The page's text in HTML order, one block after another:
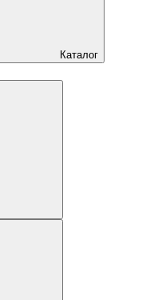
Каталог